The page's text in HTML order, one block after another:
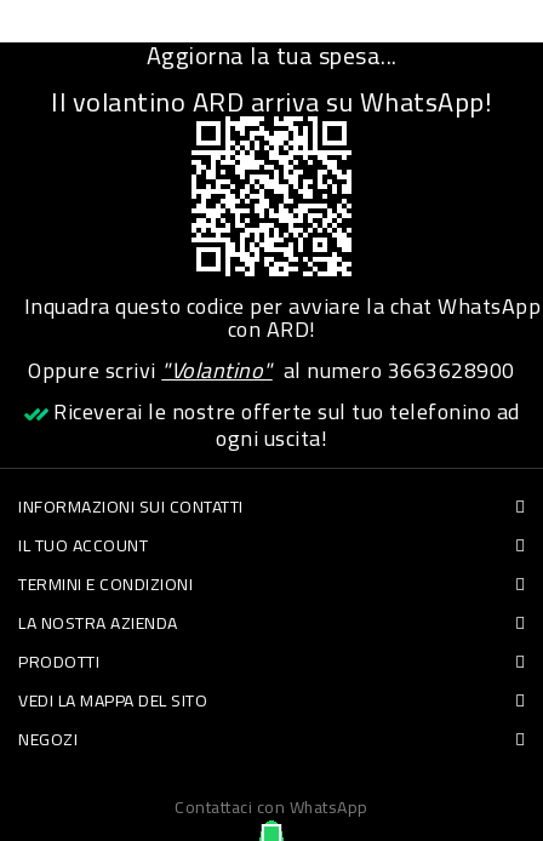
Aggiorna la tua spesa...
Il volantino ARD arriva su WhatsApp!
Inquadra questo codice per avviare la chat WhatsApp
con ARD!
Oppure scrivi"Volantino"al numero3663628900
Riceverai le nostre offerte sul tuo telefonino ad
ogni uscita!
INFORMAZIONI SUI CONTATTI
IL TUO ACCOUNT
TERMINI E CONDIZIONI
LA NOSTRA AZIENDA
PRODOTTI
VEDI LA MAPPA DEL SITO
NEGOZI
Contattaci con WhatsApp